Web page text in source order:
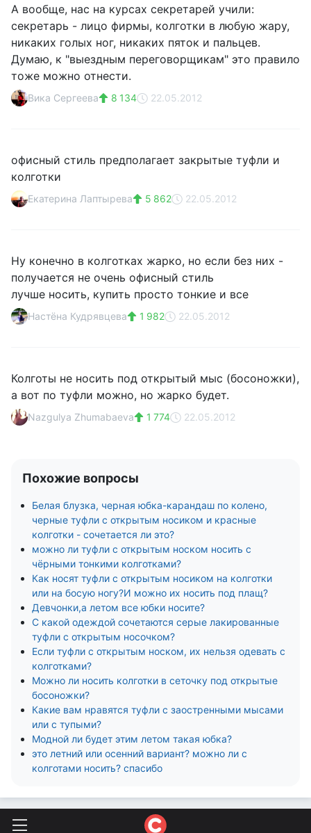
А вообще, нас на курсах секретарей учили:
секретарь - лицо фирмы, колготки в любую жару,
никаких голых ног, никаких пяток и пальцев.
Думаю, к "выездным переговорщикам" это правило
тоже можно отнести.
Вика Сергеева 8 134 22.05.2012
офисный стиль предполагает закрытые туфли и
колготки
Екатерина Лаптырева 5 862 22.05.2012
Ну конечно в колготках жарко, но если без них -
получается не очень офисный стиль
лучше носить, купить просто тонкие и все
Настёна Кудрявцева 1 982 22.05.2012
Колготы не носить под открытый мыс (босоножки),
а вот по туфли можно, но жарко будет.
Nazgulya Zhumabaeva 1 774 22.05.2012
Похожие вопросы
Белая блузка, черная юбка-карандаш по колено,
черные туфли с открытым носиком и красные
колготки - сочетается ли это?
можно ли туфли с открытым носком носить с
чёрными тонкими колготками?
Как носят туфли с открытым носиком на колготки
или на босую ногу?И можно их носить под плащ?
Девчонки,а летом все юбки носите?
С какой одеждой сочетаются серые лакированные
туфли с открытым носочком?
Если туфли с открытым носком, их нельзя одевать с
колготками?
Можно ли носить колготки в сеточку под открытые
босоножки?
Какие вам нравятся туфли с заостренными мысами
или с тупыми?
Модной ли будет этим летом такая юбка?
это летний или осенний вариант? можно ли с
колготами носить? спасибо